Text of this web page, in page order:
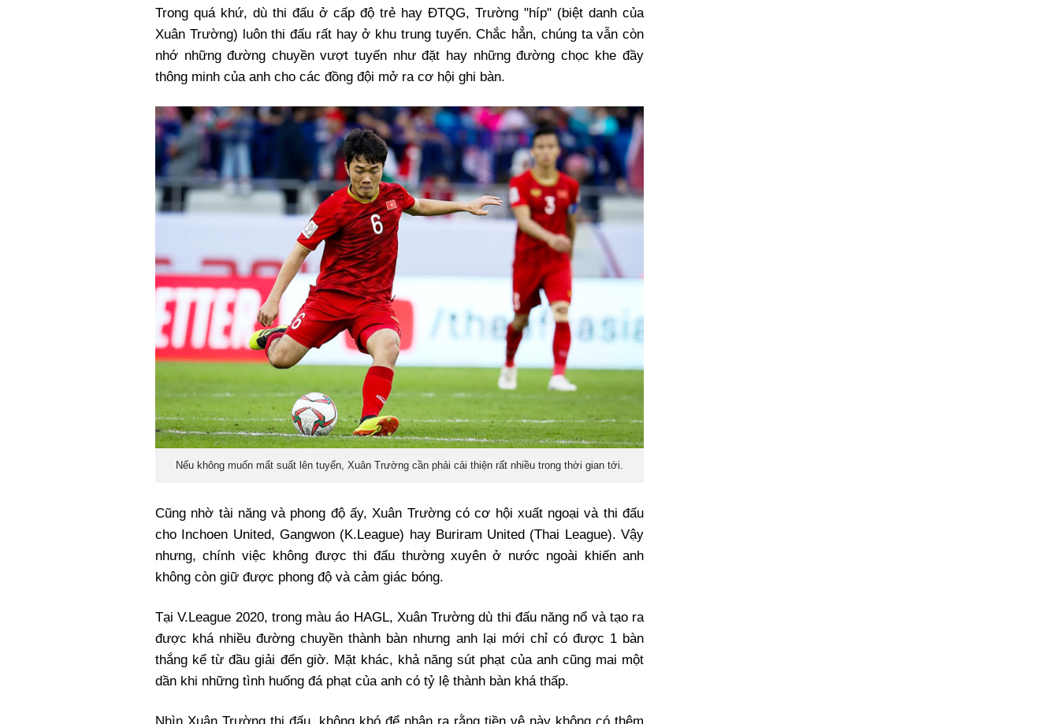
Trong quá khứ, dù thi đấu ở cấp độ trẻ hay ĐTQG, Trường "híp" (biệt danh của
Xuân Trường) luôn thi đấu rất hay ở khu trung tuyến. Chắc hẳn, chúng ta vẫn còn
nhớ những đường chuyền vượt tuyến như đặt hay những đường chọc khe đầy
thông minh của anh cho các đồng đội mở ra cơ hội ghi bàn.
Nếu không muốn mất suất lên tuyển, Xuân Trường cần phải cải thiện rất nhiều trong thời gian tới.
Cũng nhờ tài năng và phong độ ấy, Xuân Trường có cơ hội xuất ngoại và thi đấu
cho Inchoen United, Gangwon (K.League) hay Buriram United (Thai League). Vậy
nhưng, chính việc không được thi đấu thường xuyên ở nước ngoài khiến anh
không còn giữ được phong độ và cảm giác bóng.
Tại V.League 2020, trong màu áo HAGL, Xuân Trường dù thi đấu năng nổ và tạo ra
được khá nhiều đường chuyền thành bàn nhưng anh lại mới chỉ có được 1 bàn
thắng kể từ đầu giải đến giờ. Mặt khác, khả năng sút phạt của anh cũng mai một
dần khi những tình huống đá phạt của anh có tỷ lệ thành bàn khá thấp.